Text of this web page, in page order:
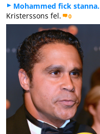
Mohammed fick stanna.
Kristerssons fel.
0